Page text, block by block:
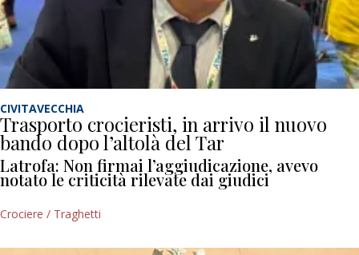
CIVITAVECCHIA
Trasporto crocieristi, in arrivo il nuovo
bando dopo l’altolà del Tar
Latrofa: Non firmai l’aggiudicazione, avevo
notato le criticità rilevate dai giudici
Crociere / Traghetti